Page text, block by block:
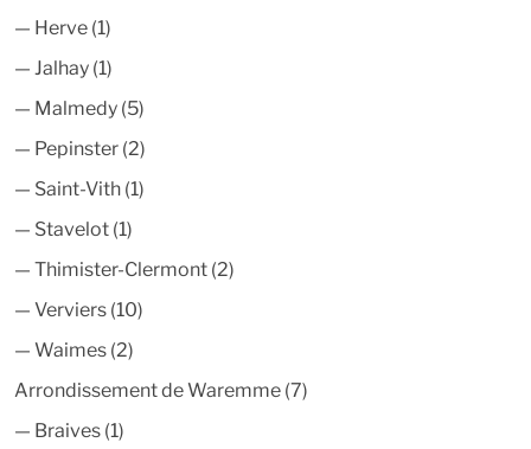
— Herve (1)
— Jalhay (1)
— Malmedy (5)
— Pepinster (2)
— Saint-Vith (1)
— Stavelot (1)
— Thimister-Clermont (2)
— Verviers (10)
— Waimes (2)
Arrondissement de Waremme (7)
— Braives (1)